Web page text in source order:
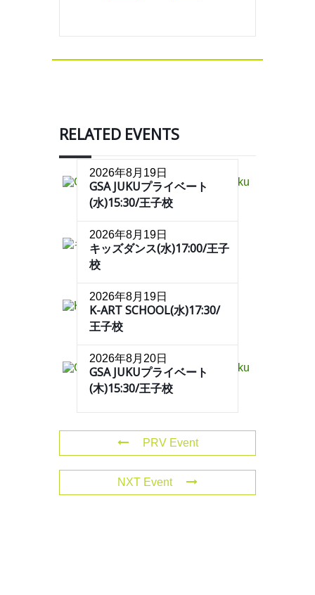
RELATED EVENTS
2026年8月19日
GSA JUKUプライベート
(水)15:30/王子校
2026年8月19日
キッズダンス(水)17:00/王子
校
2026年8月19日
K-ART SCHOOL(水)17:30/
王子校
2026年8月20日
GSA JUKUプライベート
(木)15:30/王子校
PRV Event
NXT Event